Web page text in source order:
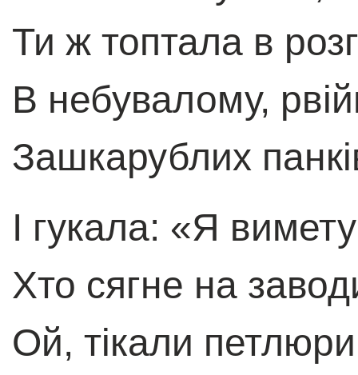
Ти ж топтала в
В небувалому,
Зашкарублих
I гукала: «Я
Хто сягне на
Ой, тікали петлюри